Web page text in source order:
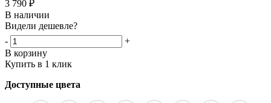
3 790 ₽
В наличии
Видели дешевле?
-
+
В корзину
Купить в 1 клик
Доступные цвета